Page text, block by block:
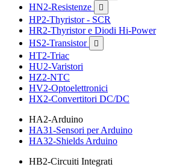
HN2-Resistenze 
HP2-Thyristor - SCR
HR2-Thyristor e Diodi Hi-Power
HS2-Transistor

HT2-Triac
HU2-Varistori
HZ2-NTC
HV2-Optoelettronici
HX2-Convertitori DC/DC
HA2-Arduino
HA31-Sensori per Arduino
HA32-Shields Arduino
HB2-Circuiti Integrati